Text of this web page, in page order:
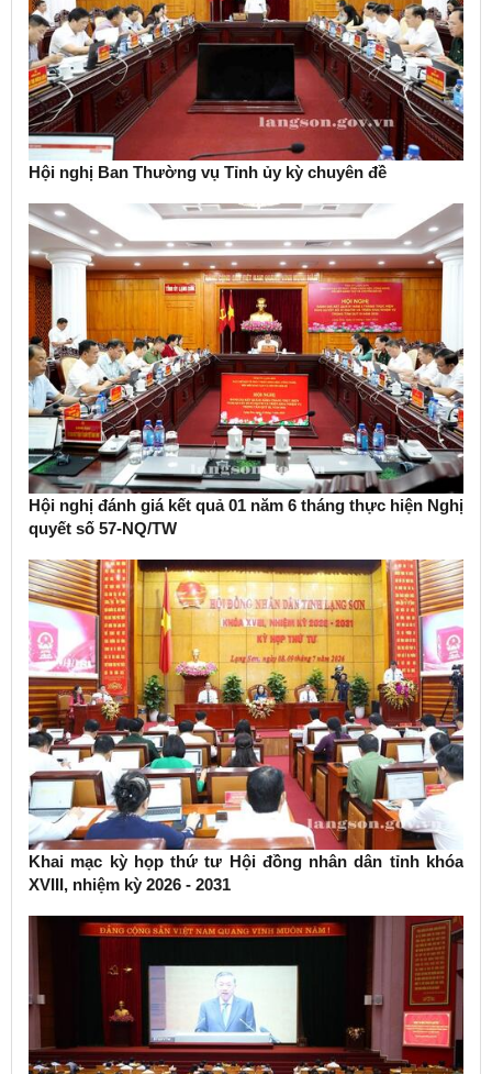
Hội nghị Ban Thường vụ Tỉnh ủy kỳ chuyên đề
Hội nghị đánh giá kết quả 01 năm 6 tháng thực hiện Nghị
quyết số 57-NQ/TW
Khai mạc kỳ họp thứ tư Hội đồng nhân dân tỉnh khóa
XVIII, nhiệm kỳ 2026 - 2031